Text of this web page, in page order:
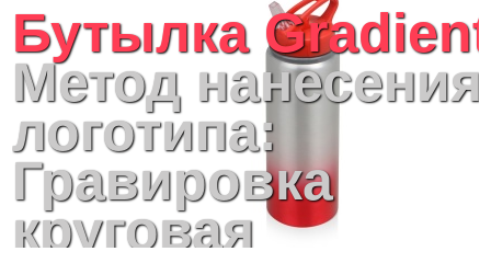
Бутылка Gradient
Метод нанесения
логотипа:
Гравировка
круговая